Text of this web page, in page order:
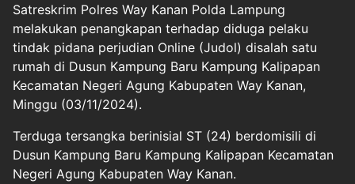
Satreskrim Polres Way Kanan Polda Lampung
melakukan penangkapan terhadap diduga pelaku
tindak pidana perjudian Online (Judol) disalah satu
rumah di Dusun Kampung Baru Kampung Kalipapan
Kecamatan Negeri Agung Kabupaten Way Kanan,
Minggu (03/11/2024).
Terduga tersangka berinisial ST (24) berdomisili di
Dusun Kampung Baru Kampung Kalipapan Kecamatan
Negeri Agung Kabupaten Way Kanan.